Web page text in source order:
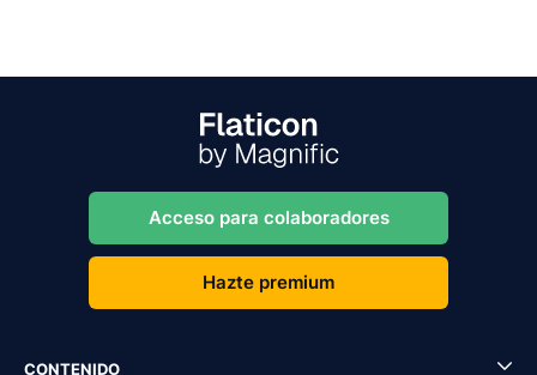
Acceso para colaboradores
Hazte premium
CONTENIDO